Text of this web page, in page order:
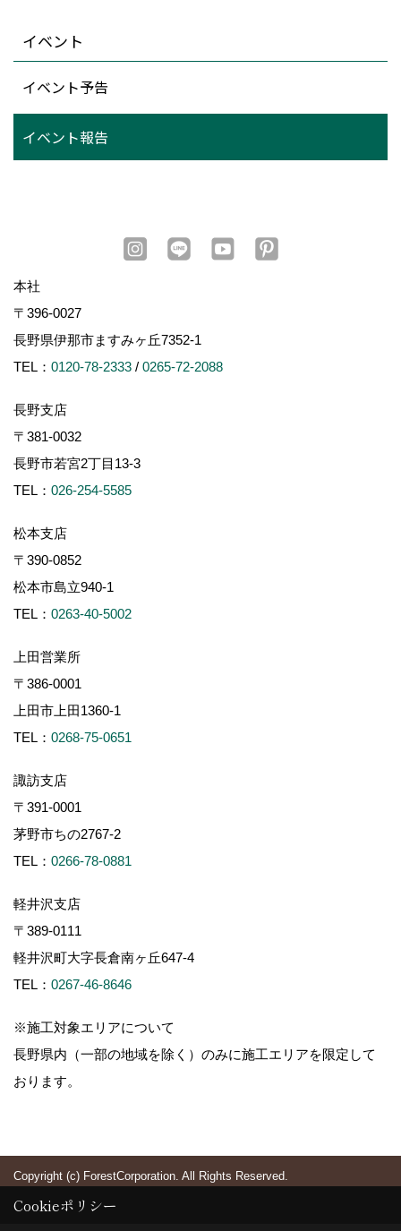
イベント
イベント予告
イベント報告
本社
〒396-0027
長野県伊那市ますみヶ丘7352-1
TEL： 0120-78-2333 / 0265-72-2088
長野支店
〒381-0032
長野市若宮2丁目13-3
TEL： 026-254-5585
松本支店
〒390-0852
松本市島立940-1
TEL： 0263-40-5002
上田営業所
〒386-0001
上田市上田1360-1
TEL： 0268-75-0651
諏訪支店
〒391-0001
茅野市ちの2767-2
TEL： 0266-78-0881
軽井沢支店
〒389-0111
軽井沢町大字長倉南ヶ丘647-4
TEL： 0267-46-8646
※施工対象エリアについて
長野県内（一部の地域を除く）のみに施工エリアを限定して
おります。
Copyright (c) ForestCorporation. All Rights Reserved.
Cookieポリシー